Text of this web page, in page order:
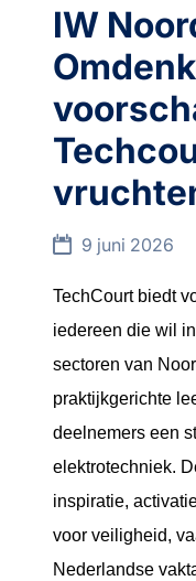
IW
9 juni 2026
TechCourt biedt
iedereen die wil
sectoren van
praktijkgerichte
deelnemers een
elektrotechniek.
inspiratie,
voor veiligheid,
Nederlandse